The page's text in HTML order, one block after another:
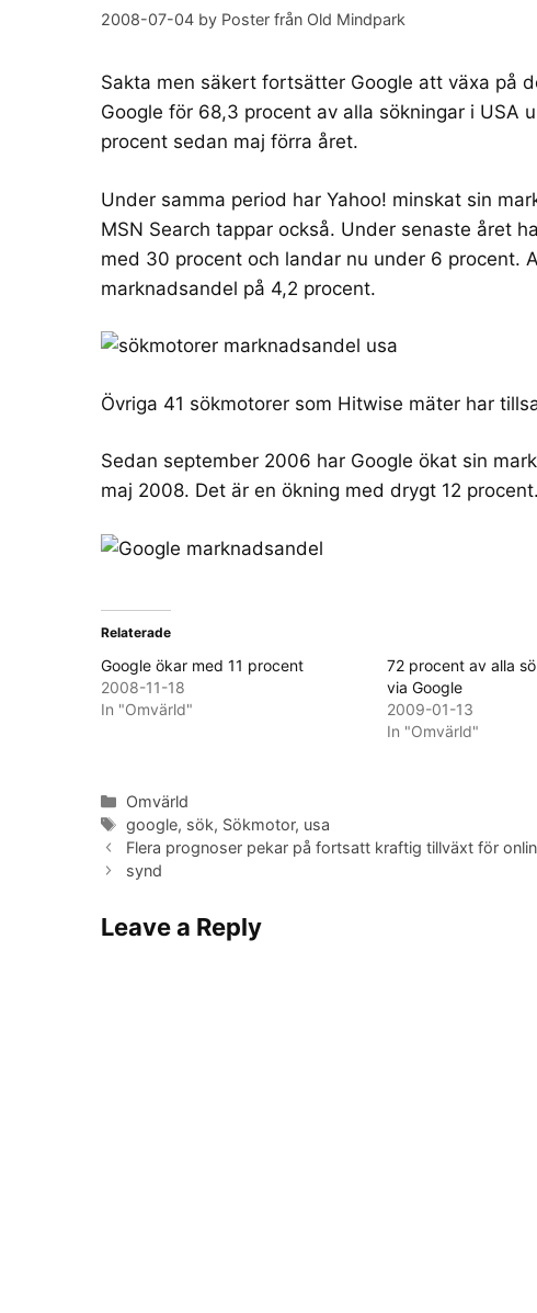
2008-07-04 by Poster från Old Mindpark
Sakta men säkert fortsätter Google att växa på
Google för 68,3 procent av alla sökningar i USA
procent sedan maj förra året.
Under samma period har Yahoo! minskat sin
MSN Search tappar också. Under senaste året
med 30 procent och landar nu under 6 procent.
marknadsandel på 4,2 procent.
Övriga 41 sökmotorer som Hitwise mäter har
Sedan september 2006 har Google ökat sin
maj 2008. Det är en ökning med drygt 12 procent.
Relaterade
Google ökar med 11 procent
2008-11-18
In "Omvärld"
72 procent av alla
via Google
2009-01-13
In "Omvärld"
Categories
Omvärld
Tags
google, sök, Sökmotor, usa
Flera prognoser pekar på fortsatt kraftig tillväxt för
synd
Leave a Reply